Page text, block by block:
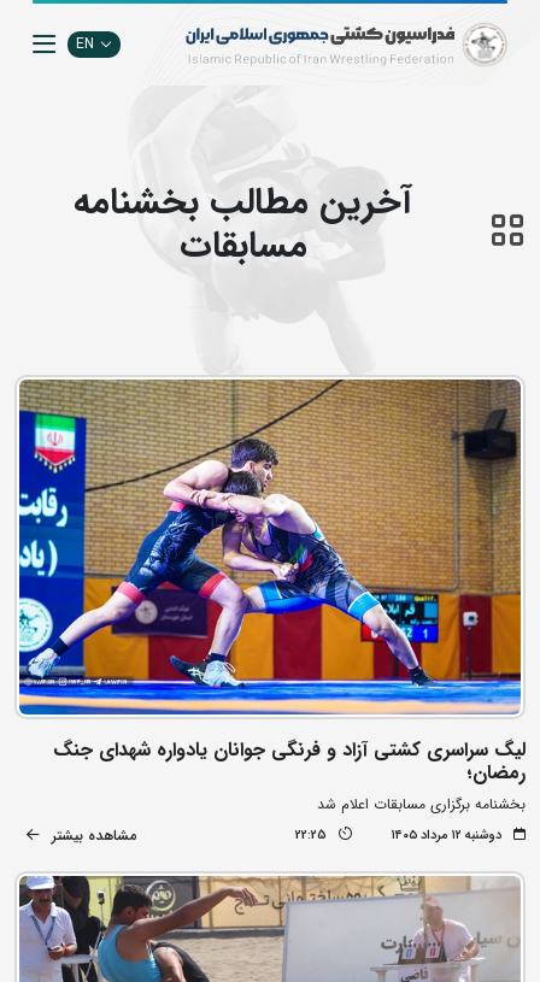
EN
آخرین مطالب بخشنامه
مسابقات
لیگ سراسری کشتی آزاد و فرنگی جوانان یادواره شهدای جنگ
رمضان؛
بخشنامه برگزاری مسابقات اعلام شد
دوشنبه ۱۲ مرداد ۱۴۰۵ 22:25 مشاهده بیشتر